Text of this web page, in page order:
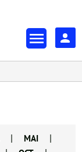
En-
tête
| MAI |